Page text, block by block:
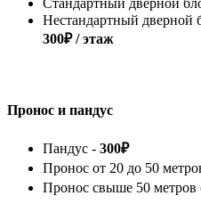
Стандартный дверной
Нестандартный дверной
300₽ / этаж
Пронос и пандус
Пандус - 300₽
Пронос от 20 до 50
Пронос свыше 50 метров